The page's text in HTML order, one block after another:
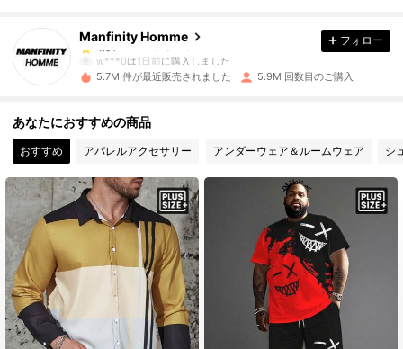
Manfinity Homme
4.91
607K フォロワー
w***0は1日前に購入しました
4.91 607K フォロワー
4.91 607K フォロワー
4.91 607K フォロワー
4.91 607K フォロワー
フォロー
5.7M 件が最近販売されました 5.9M 回数目のご購入
あなたにおすすめの商品
おすすめ アパレルアクセサリー アンダーウェア＆ルームウェア シ